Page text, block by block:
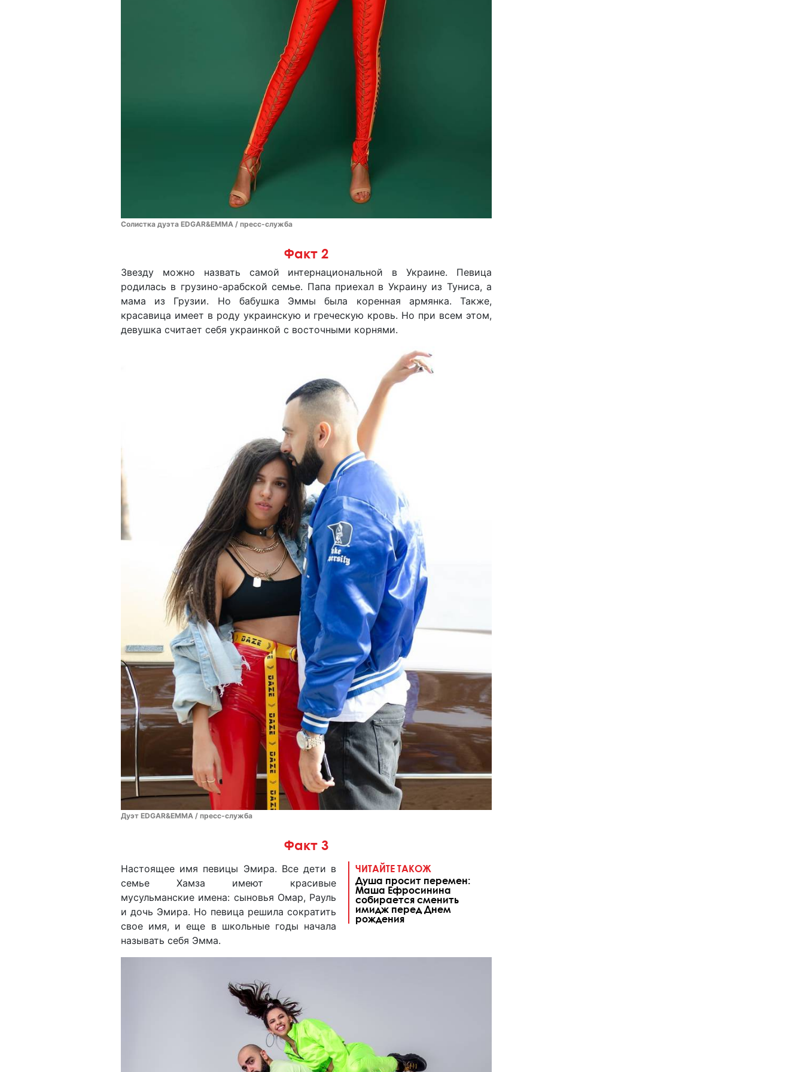
Солистка дуэта EDGAR&EMMA / пресс-служба
Факт 2
Звезду можно назвать самой интернациональной в Украине. Певица
родилась в грузино-арабской семье. Папа приехал в Украину из Туниса, а
мама из Грузии. Но бабушка Эммы была коренная армянка. Также,
красавица имеет в роду украинскую и греческую кровь. Но при всем этом,
девушка считает себя украинкой с восточными корнями.
Дуэт EDGAR&EMMA / пресс-служба
Факт 3
ЧИТАЙТЕ ТАКОЖ
Душа просит перемен:
Маша Ефросинина
собирается сменить
имидж перед Днем
рождения
Настоящее имя певицы Эмира. Все дети в
семье Хамза имеют красивые
мусульманские имена: сыновья Омар, Рауль
и дочь Эмира. Но певица решила сократить
свое имя, и еще в школьные годы начала
называть себя Эмма.